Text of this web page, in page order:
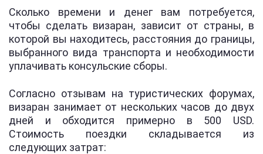
Сколько времени и денег вам потребуется,
чтобы сделать визаран, зависит от страны, в
которой вы находитесь, расстояния до границы,
выбранного вида транспорта и необходимости
уплачивать консульские сборы.
Согласно отзывам на туристических форумах,
визаран занимает от нескольких часов до двух
дней и обходится примерно в 500 USD.
Стоимость поездки складывается из
следующих затрат: